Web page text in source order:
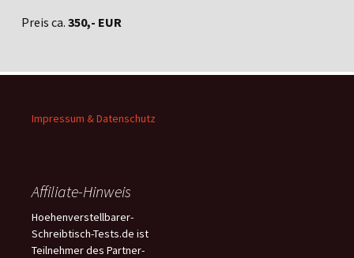
Preis ca. 350,- EUR
Impressum & Datenschutz
Affiliate-Hinweis
Hoehenverstellbarer-
Schreibtisch-Tests.de ist
Teilnehmer des Partner-